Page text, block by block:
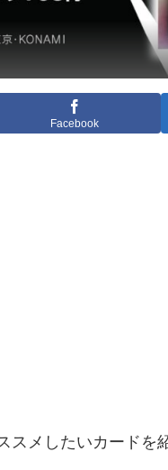
Facebook
スメしたいカードを